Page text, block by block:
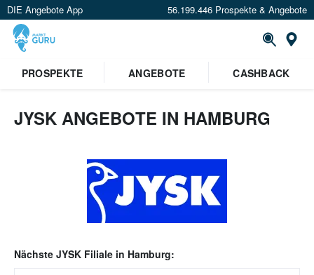
DIE Angebote App 56.199.446 Prospekte & Angebote
PROSPEKTE
ANGEBOTE CASHBACK
JYSK ANGEBOTE IN HAMBURG
Nächste JYSK Filiale in Hamburg: